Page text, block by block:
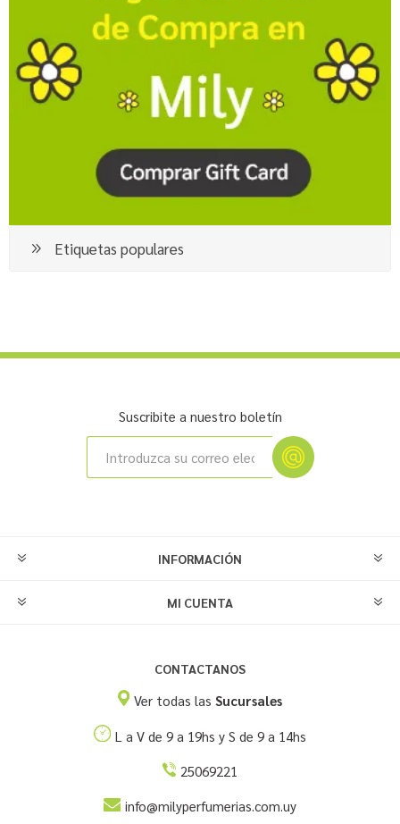
Etiquetas populares
Suscribite a nuestro boletín
INFORMACIÓN
MI CUENTA
CONTACTANOS
Ver todas lasSucursales
L a V de 9 a 19hs y S de 9 a 14hs
25069221
info@milyperfumerias.com.uy